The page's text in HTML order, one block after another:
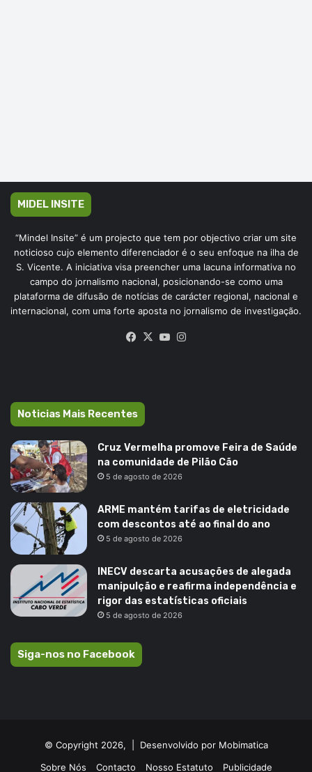
MIDEL INSITE
“Mindel Insite” é um projecto que tem por objectivo criar um site
noticioso cujo elemento diferenciador é o seu enfoque na ilha de
S. Vicente. A iniciativa visa preencher uma lacuna informativa no
campo do jornalismo nacional, posicionando-se como uma
plataforma de difusão de notícias de carácter regional, nacional e
internacional, com uma forte aposta no jornalismo de investigação.
Facebook
X YouTube
Noticias Mais Recentes
Cruz Vermelha promove Feira de Saúde
na comunidade de Pilão Cão
5 de agosto de 2026
ARME mantém tarifas de eletricidade
com descontos até ao final do ano
5 de agosto de 2026
INECV descarta acusações de alegada
manipulção e reafirma independência e
rigor das estatísticas oficiais
5 de agosto de 2026
Siga-nos no Facebook
© Copyright 2026, | Desenvolvido por Mobimatica
Sobre Nós
Contacto Nosso Estatuto Publicidade